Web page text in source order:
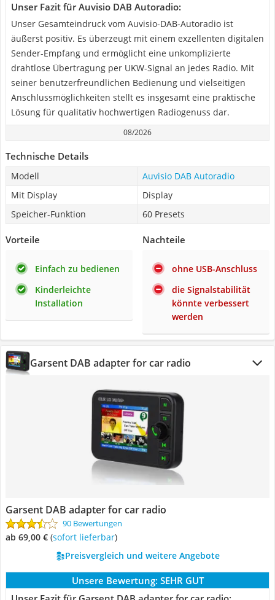
Unser Fazit für Auvisio DAB Autoradio:
Unser Gesamteindruck vom Auvisio-DAB-Autoradio ist
äußerst positiv. Es überzeugt mit einem exzellenten digitalen
Sender-Empfang und ermöglicht eine unkomplizierte
drahtlose Übertragung per UKW-Signal an jedes Radio. Mit
seiner benutzerfreundlichen Bedienung und vielseitigen
Anschlussmöglichkeiten stellt es insgesamt eine praktische
Lösung für qualitativ hochwertigen Radiogenuss dar.
08/2026
Technische Details
Modell
Auvisio DAB Autoradio
Mit Display
Display
Speicher-Funktion
60 Presets
Vorteile
Einfach zu bedienen
Kinderleichte
Installation
Nachteile
ohne USB-Anschluss
die Signalstabilität
könnte verbessert
werden
Garsent DAB adapter for car radio
Garsent DAB adapter for car radio
90 Bewertungen
ab 69,00 € ( Sofort lieferbar)
Preisvergleich und weitere Angebote
Unsere Bewertung: SEHR GUT